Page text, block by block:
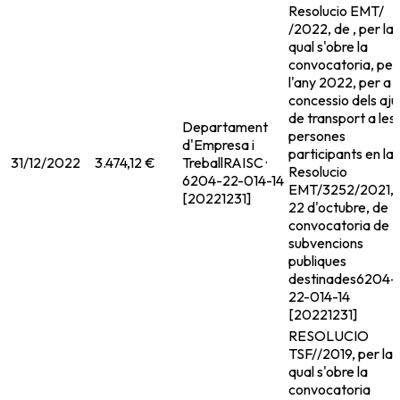
31/12/2022 3.474,12 €
Departament
d'Empresa i
TreballRAISC ·
6204-22-014-14
[20221231]
Resolucio EMT/
/2022, de , per la
qual s'obre la
convocatoria,
l'any 2022, per a
concessio dels
de transport a les
persones
participants en la
Resolucio
EMT/3252/
22 d'octubre, de
convocatoria de
subvencions
publiques
destinades6204-
22-014-14
[20221231]
RESOLUCIO
TSF//2019, per la
qual s'obre la
convocatoria